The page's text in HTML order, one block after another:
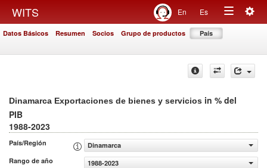
WITS En Es
Toggle
Datos Básicos Resumen Socios Grupo de productos País
Dinamarca Exportaciones de bienes y servicios in % del
PIB
1988-2023
País/Región
Dinamarca
Rango de año
1988-2023